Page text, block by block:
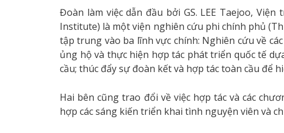
Đoàn làm việc dẫn đầu bởi GS. LEE Taejoo,
Institute) là một viện nghiên cứu phi chính phủ
tập trung vào ba lĩnh vực chính: Nghiên cứu về
ủng hộ và thực hiện hợp tác phát triển quốc tế
cầu; thúc đẩy sự đoàn kết và hợp tác toàn cầu để
Hai bên cũng trao đổi về việc hợp tác và các
hợp các sáng kiến ​​triển khai tình nguyện viên và